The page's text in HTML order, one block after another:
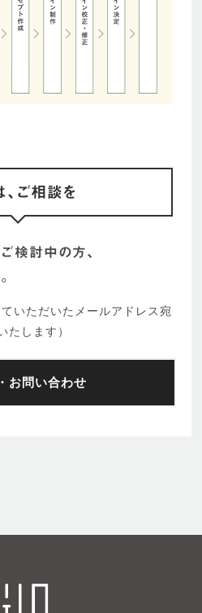
、ご相談を
検討中の方、
いただいたメールアドレス宛
たします）
お問い合わせ